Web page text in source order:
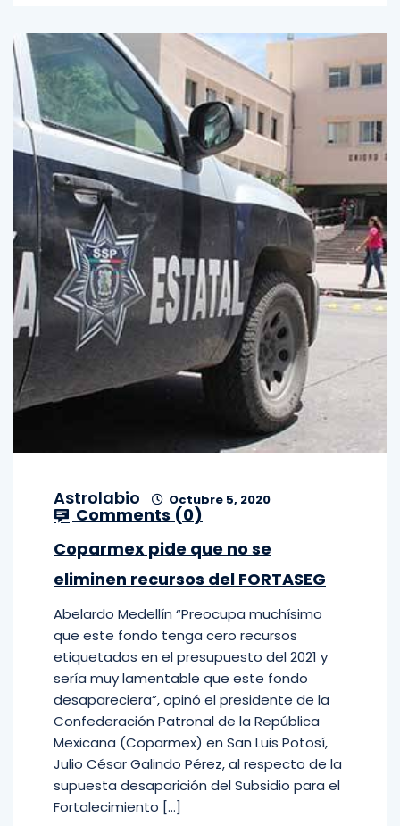
Astrolabio Octubre 5, 2020
Comments (0)
Coparmex pide que no se
eliminen recursos del FORTASEG
Abelardo Medellín “Preocupa muchísimo
que este fondo tenga cero recursos
etiquetados en el presupuesto del 2021 y
sería muy lamentable que este fondo
desapareciera”, opinó el presidente de la
Confederación Patronal de la República
Mexicana (Coparmex) en San Luis Potosí,
Julio César Galindo Pérez, al respecto de la
supuesta desaparición del Subsidio para el
Fortalecimiento […]